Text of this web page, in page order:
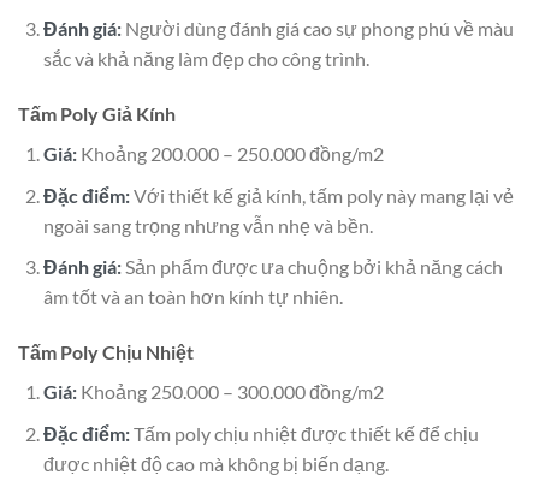
Đánh giá:Người dùng đánh giá cao sự phong phú về màu
sắc và khả năng làm đẹp cho công trình.
Tấm Poly Giả Kính
Giá:Khoảng 200.000 – 250.000 đồng/m2
Đặc điểm:Với thiết kế giả kính, tấm poly này mang lại vẻ
ngoài sang trọng nhưng vẫn nhẹ và bền.
Đánh giá:Sản phẩm được ưa chuộng bởi khả năng cách
âm tốt và an toàn hơn kính tự nhiên.
Tấm Poly Chịu Nhiệt
Giá:Khoảng 250.000 – 300.000 đồng/m2
Đặc điểm:Tấm poly chịu nhiệt được thiết kế để chịu
được nhiệt độ cao mà không bị biến dạng.